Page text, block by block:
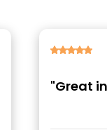
"Great